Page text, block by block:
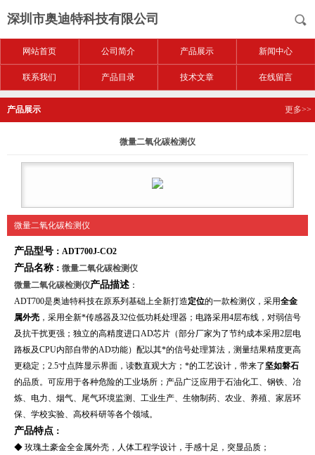
深圳市奥迪特科技有限公司
网站首页 公司简介 产品展示 新闻中心
联系我们 产品目录 技术文章 在线留言
产品展示 更多>>
微量二氧化碳检测仪
微量二氧化碳检测仪
产品型号 ：ADT700J-CO2
产品名称 ： 微量二氧化碳检测仪
微量二氧化碳检测仪产品描述 ：
ADT700是奥迪特科技在原系列基础上全新打造定位的一款检测仪，采用全金
属外壳 ，采用全新*传感器及32位低功耗处理器；电路采用4层布线，对弱信号
及抗干扰更强；独立的高精度进口AD芯片（部分厂家为了节约成本采用2层电
路板及CPU内部自带的AD功能）配以其*的信号处理算法，测量结果精度更高
更稳定；2.5寸点阵显示界面，读数直观大方；*的工艺设计，带来了 坚如磐石
的品质。可应用于各种危险的工业场所；产品广泛应用于石油化工、 钢铁、冶
炼、电力
烟气、尾气环境监测、 工业生产、生物制药
农业、养殖、家居环
保 、学校实验 、高校科研等各个领域。
产品特点 ：
◆ 玫瑰土豪金全金属外壳，人体工程学设计，手感十足，突显品质；